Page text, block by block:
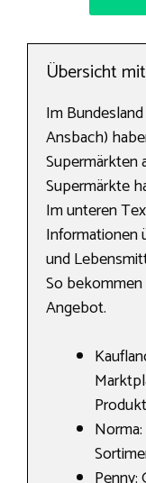
Übersicht
Im
Ansbach)
Supermärkten
Supermärkte
Im unteren
Informationen
und
So
Angebot.